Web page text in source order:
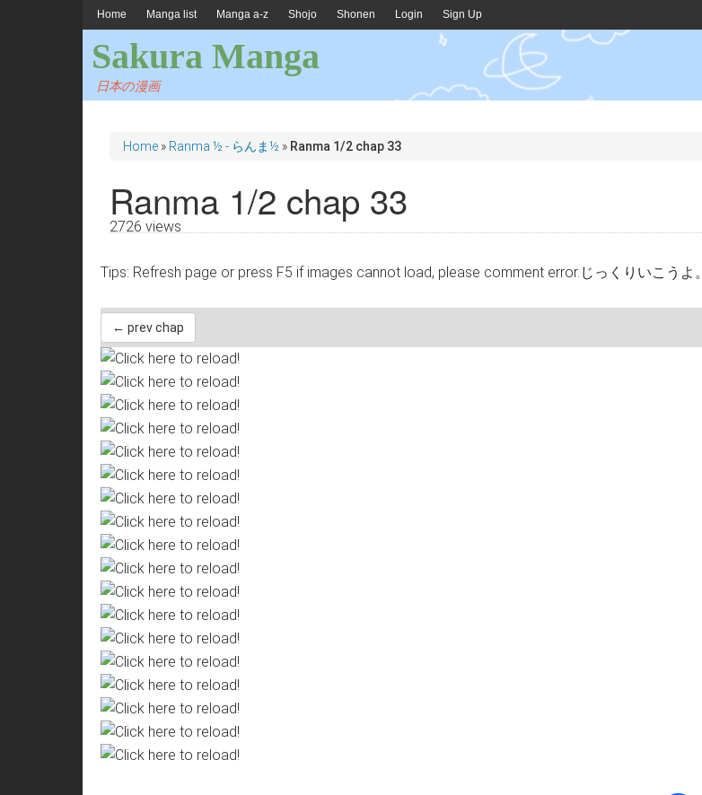
Home Manga list Manga a-z Shojo Shonen Login Sign Up
Sakura Manga
日本の漫画
Home » Ranma ½ - らんま½ » Ranma 1/2 chap 33
Ranma 1/2 chap 33
2726 views
Tips: Refresh page or press F5 if images cannot load, please comment error.じっくりいこうよ。
← prev chap